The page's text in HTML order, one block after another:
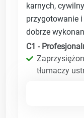
karnych,
przygotowanie
dobrze
C1 -
tłumaczy